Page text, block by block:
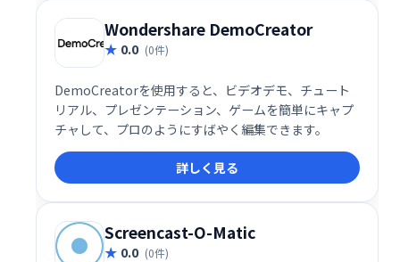
Wondershare DemoCreator
0.0 (0件)
DemoCreatorを使用すると、ビデオデモ、チュート
リアル、プレゼンテーション、ゲームを簡単にキャプ
チャして、プロのようにすばやく編集できます。
詳しく見る
Screencast-O-Matic
0.0 (0件)